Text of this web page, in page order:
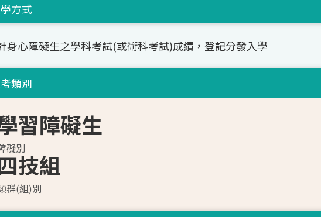
方式
身心障礙生之學科考試(或術科考試)成績，登記分發入學
類別
習障礙生
礙別
技組
群(組)別